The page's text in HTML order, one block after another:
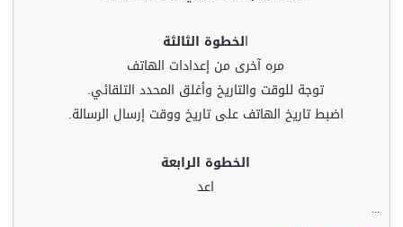
الخطوة الثالثة
مره آخرى من إعدادات الهاتف
توجة للوقت والتاريخ وأغلق المحدد التلقائي.
اضبط تاريخ الهاتف على تاريخ ووقت إرسال الرسالة.
الخطوة الرابعة
اعد
...